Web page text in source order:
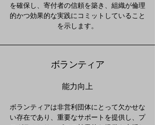
を確保し、寄付者の信頼を築き、組織が倫理
的かつ効果的な実践にコミットしていること
を示します。
ボランティア
能力向上
ボランティアは非営利団体にとって欠かせな
い存在であり、重要なサポートを提供し、プ